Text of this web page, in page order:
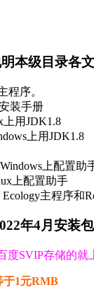
本级目录各
程序。
装手册
用JDK1.8
上用JDK1.8
上配置助
上配置助手
主程序和
年4月安装
度SVIP存储的
于1元RMB